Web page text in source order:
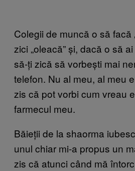
Colegii de muncă o să facă
zici „oleacă” și, dacă o să
să-ți zică să vorbești mai
telefon. Nu al meu, al meu
zis că pot vorbi cum vreau
farmecul meu.
Băieții de la shaorma
unul chiar mi-a propus un
zis că atunci când mă